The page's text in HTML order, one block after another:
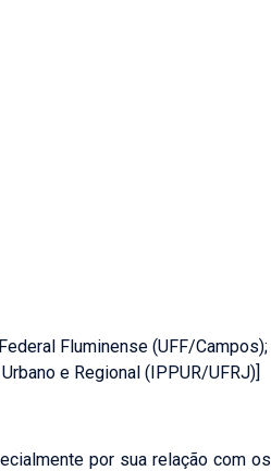
Fluminense (UFF/Campos);
e Regional (IPPUR/UFRJ)]
por sua relação com os